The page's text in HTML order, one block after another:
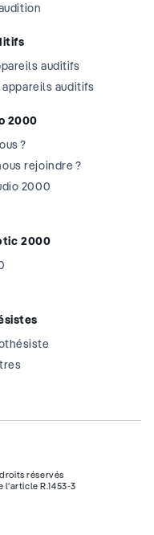
auditifs
auditifs
2000
?
rejoindre ?
2000
2000
réservés
R.1453-3